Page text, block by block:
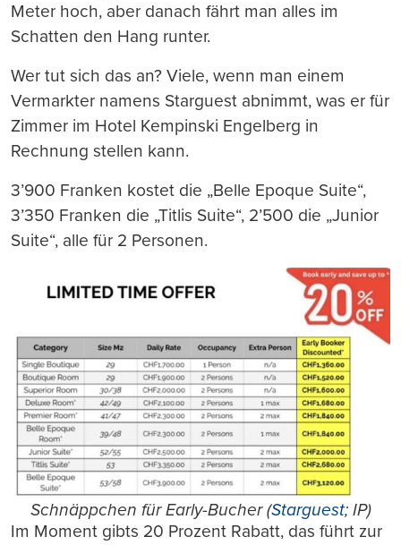
Meter hoch, aber danach fährt man alles im
Schatten den Hang runter.
Wer tut sich das an? Viele, wenn man einem
Vermarkter namens Starguest abnimmt, was er für
Zimmer im Hotel Kempinski Engelberg in
Rechnung stellen kann.
3’900 Franken kostet die „Belle Epoque Suite“,
3’350 Franken die „Titlis Suite“, 2’500 die „Junior
Suite“, alle für 2 Personen.
Schnäppchen für Early-Bucher (Starguest; IP)
Im Moment gibts 20 Prozent Rabatt, das führt zur